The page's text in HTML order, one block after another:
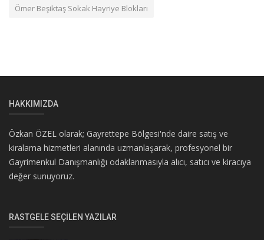
Ömer Beşiktaş Sokak Hayriye Blokları
HAKKIMIZDA
Özkan ÖZEL olarak; Gayrettepe Bölgesi'nde daire satış ve
kiralama hizmetleri alanında uzmanlaşarak, profesyonel bir
Gayrimenkul Danışmanlığı odaklanmasıyla alıcı, satıcı ve kiracıya
değer sunuyoruz.
RASTGELE SEÇILEN YAZILAR